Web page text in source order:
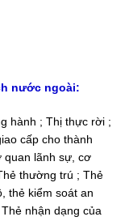
nước ngoài:
hành ; Thị thực rời ;
cấp cho thành
quan lãnh sự, cơ
thường trú ; Thẻ
thẻ kiểm soát an
nhận dạng của